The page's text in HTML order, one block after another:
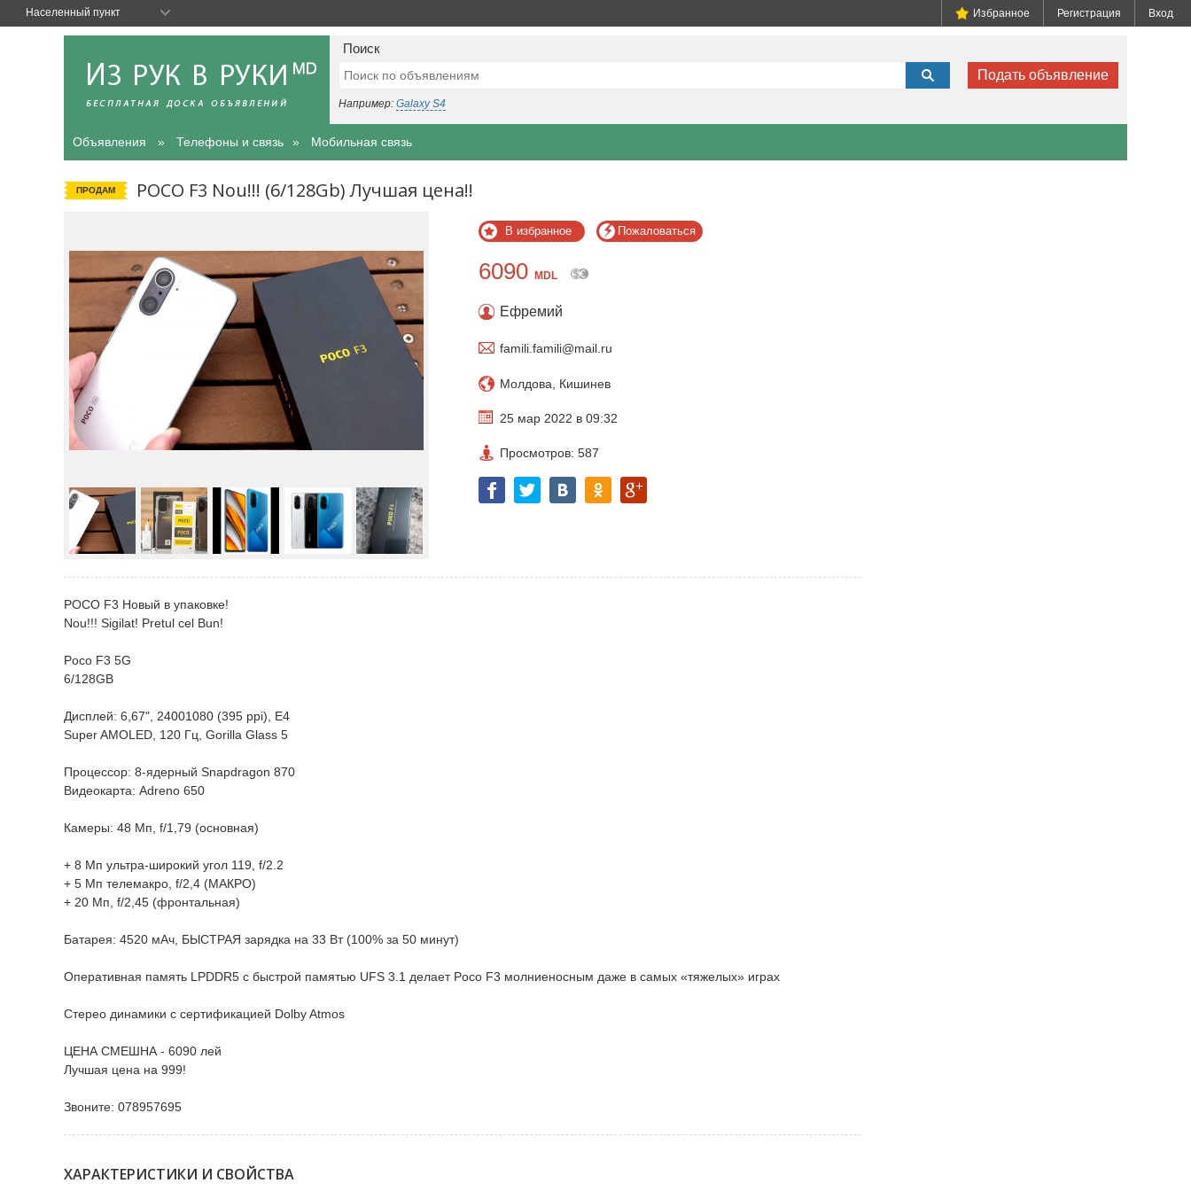
Поиск
Подать объявление
Например: Galaxy S4
Объявления Телефоны и связь Мобильная связь
ПРОДАМ POCO F3 Nou!!! (6/128Gb) Лучшая цена!!
В избранное Пожаловаться
6090 MDL
Ефремий
famili.famili@mail.ru
Молдова, Кишинев
25 мар 2022 в 09:32
Просмотров: 587
POCO F3 Новый в упаковке!
Nou!!! Sigilat! Pretul cel Bun!
Poco F3 5G
6/128GB
Дисплей: 6,67", 24001080 (395 ppi), E4
Super AMOLED, 120 Гц, Gorilla Glass 5
Процессор: 8-ядерный Snapdragon 870
Видеокарта: Adreno 650
Камеры: 48 Мп, f/1,79 (основная)
+ 8 Мп ультра-широкий угол 119, f/2.2
+ 5 Мп телемакро, f/2,4 (МАКРО)
+ 20 Мп, f/2,45 (фронтальная)
Батарея: 4520 мАч, БЫСТРАЯ зарядка на 33 Вт (100% за 50 минут)
Оперативная память LPDDR5 с быстрой памятью UFS 3.1 делает Poco F3 молниеносным даже в самых «тяжелых» играх
Стерео динамики с сертификацией Dolby Atmos
ЦЕНА СМЕШНА - 6090 лей
Лучшая цена на 999!
Звоните: 078957695
ХАРАКТЕРИСТИКИ И СВОЙСТВА
Населенный пункт Избранное Регистрация Вход